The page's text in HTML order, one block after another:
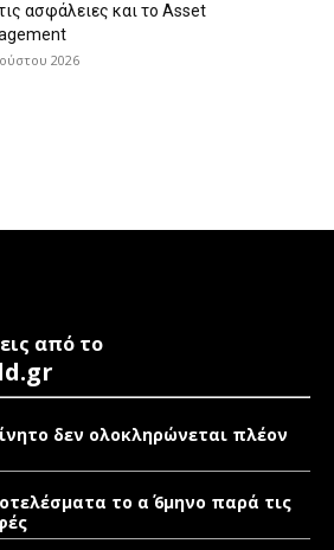
ασφάλειες και το Asset
2026
από το
δεν ολοκληρώνεται πλέον
το α΄ 6μηνο παρά τις